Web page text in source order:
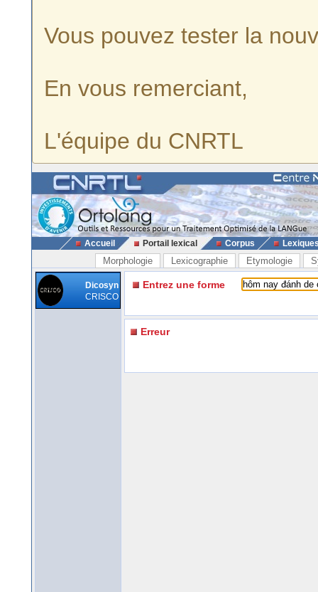
Vous pouvez tester la
En vous remerciant,
L'équipe du CNRTL
Accueil Portail lexical Corpus
Morphologie Lexicographie Etymologie
Dicosyn
CRISCO
Entrez une forme
Erreur